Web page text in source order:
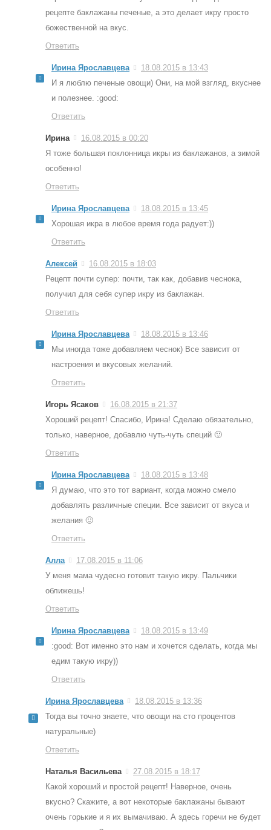
рецепте баклажаны печеные, а это делает икру просто
божественной на вкус.
Ответить
Ирина Ярославцева
18.08.2015 в 13:43
И я люблю печеные овощи) Они, на мой взгляд, вкуснее
и полезнее. :good:
Ответить
Ирина
16.08.2015 в 00:20
Я тоже большая поклонница икры из баклажанов, а зимой
особенно!
Ответить
Ирина Ярославцева
18.08.2015 в 13:45
Хорошая икра в любое время года радует:))
Ответить
Алексей
16.08.2015 в 18:03
Рецепт почти супер: почти, так как, добавив чеснока,
получил для себя супер икру из баклажан.
Ответить
Ирина Ярославцева
18.08.2015 в 13:46
Мы иногда тоже добавляем чеснок) Все зависит от
настроения и вкусовых желаний.
Ответить
Игорь Ясаков
16.08.2015 в 21:37
Хороший рецепт! Спасибо, Ирина! Сделаю обязательно,
только, наверное, добавлю чуть-чуть специй 🙂
Ответить
Ирина Ярославцева
18.08.2015 в 13:48
Я думаю, что это тот вариант, когда можно смело
добавлять различные специи. Все зависит от вкуса и
желания 🙂
Ответить
Алла
17.08.2015 в 11:06
У меня мама чудесно готовит такую икру. Пальчики
оближешь!
Ответить
Ирина Ярославцева
18.08.2015 в 13:49
:good: Вот именно это нам и хочется сделать, когда мы
едим такую икру))
Ответить
Ирина Ярославцева
18.08.2015 в 13:36
Тогда вы точно знаете, что овощи на сто процентов
натуральные)
Ответить
Наталья Васильева
27.08.2015 в 18:17
Какой хороший и простой рецепт! Наверное, очень
вкусно? Скажите, а вот некоторые баклажаны бывают
очень горькие и я их вымачиваю. А здесь горечи не будет